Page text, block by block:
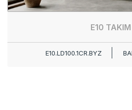
E10 TAKIM
E10.LD100.1CR.BYZ